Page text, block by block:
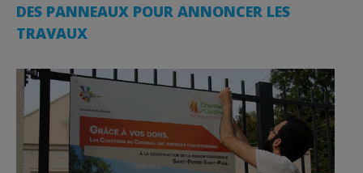
DES PANNEAUX POUR ANNONCER LES
TRAVAUX